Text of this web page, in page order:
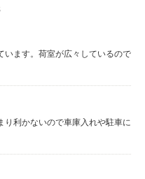
います。荷室が広々しているので
り利かないので車庫入れや駐車に